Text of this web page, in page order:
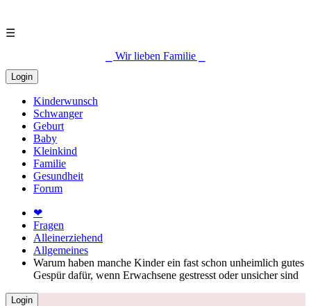
☰
⎯ Wir lieben Familie ⎯
Login
Kinderwunsch
Schwanger
Geburt
Baby
Kleinkind
Familie
Gesundheit
Forum
❤
Fragen
Alleinerziehend
Allgemeines
Warum haben manche Kinder ein fast schon unheimlich gutes
Gespür dafür, wenn Erwachsene gestresst oder unsicher sind
Login